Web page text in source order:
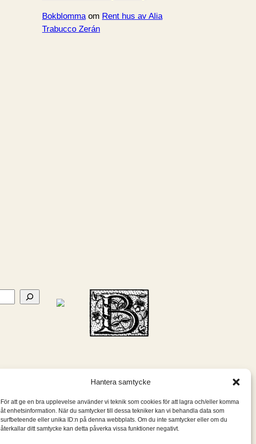
Hantera samtycke
För att ge en bra upplevelse använder vi teknik som cookies för att lagra och/eller komma
åt enhetsinformation. När du samtycker till dessa tekniker kan vi behandla data som
surfbeteende eller unika ID:n på denna webbplats. Om du inte samtycker eller om du
återkallar ditt samtycke kan detta påverka vissa funktioner negativt.
Bokblommaom Rent hus av Alia
Trabucco Zerán